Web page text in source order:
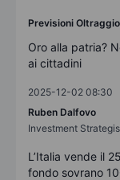
Previsioni
Oro alla patria?
ai cittadini
2025-12-02 08:30
Ruben Dalfovo
Investment
L’Italia vende il
fondo sovrano